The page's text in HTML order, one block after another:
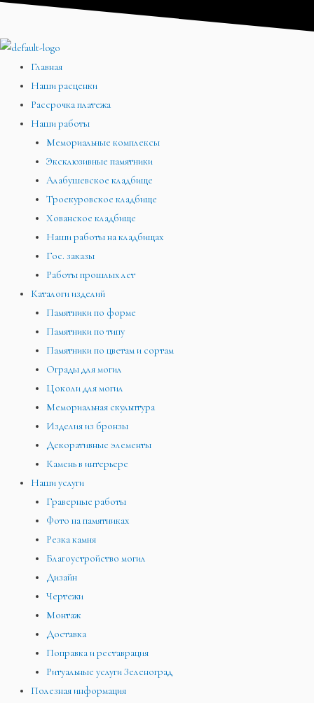
Перейти
содержимому
Главная
Наши расценки
Рассрочка платежа
Наши работы
Мемориальные комплексы
Эксклюзивные памятники
Алабушевское кладбище
Троекуровское кладбище
Хованское кладбище
Наши работы на кладбищах
Гос. заказы
Работы прошлых лет
Каталоги изделий
Памятники по форме
Памятники по типу
Памятники по цветам и сортам
Ограды для могил
Цоколи для могил
Мемориальная скульптура
Изделия из бронзы
Декоративные элементы
Камень в интерьере
Наши услуги
Граверные работы
Фото на памятниках
Резка камня
Благоустройство могил
Дизайн
Чертежи
Монтаж
Доставка
Поправка и реставрация
Ритуальные услуги Зеленоград
Полезная информация